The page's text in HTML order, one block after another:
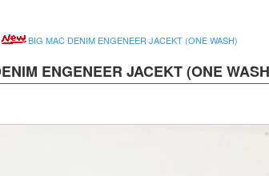
BIG MAC DENIM ENGENEER JACEKT (ONE WASH)
ENGENEER JACEKT (ONE